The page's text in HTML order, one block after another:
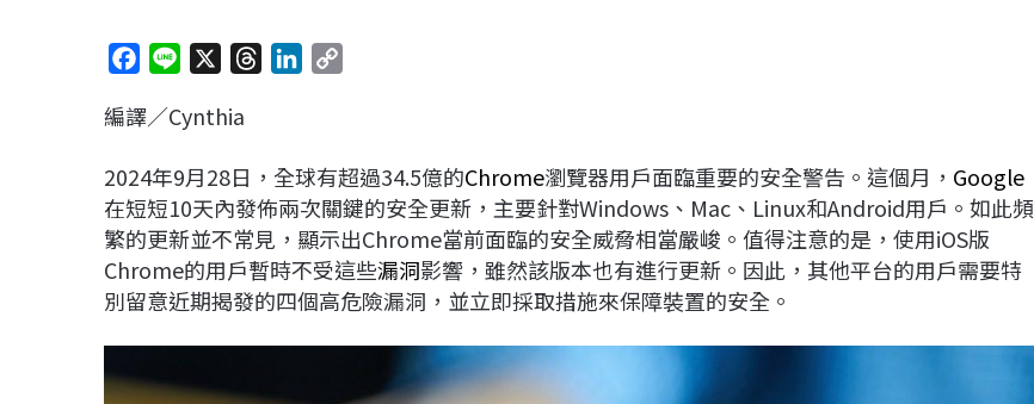
c
b
o
o
k
n
a
d
s
e
d
I
n
L
i
n
k
編譯／Cynthia
2024年9月28日，全球有超過34.5億的Chrome瀏覽器用戶面臨重要的安全警告。這個月， Google
在短短10天內發佈兩次關鍵的安全更新，主要針對Windows、Mac、Linux和Android用戶。如此頻
繁的更新並不常見，顯示出Chrome當前面臨的安全威脅相當嚴峻。值得注意的是，使用iOS版
Chrome的用戶暫時不受這些漏洞影響，雖然該版本也有進行更新。因此，其他平台的用戶需要特
別留意近期揭發的四個高危險漏洞，並立即採取措施來保障裝置的安全。